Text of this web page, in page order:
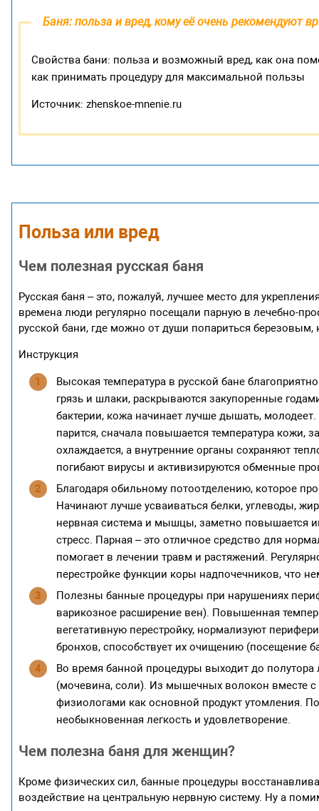
Баня: польза и вред, кому её очень рекомендуют
Свойства бани: польза и возможный вред, как она
как принимать процедуру для максимальной пользы
Источник: zhenskoe-mnenie.ru
Польза или вред
Чем полезная русская баня
Русская баня – это, пожалуй, лучшее место для
времена люди регулярно посещали парную в лечебно-
русской бани, где можно от души попариться
Инструкция
Высокая температура в русской бане
грязь и шлаки, раскрываются закупоренные
бактерии, кожа начинает лучше дышать,
парится, сначала повышается температура кожи,
охлаждается, а внутренние органы сохраняют
погибают вирусы и активизируются обменные
Благодаря обильному потоотделению, которое
Начинают лучше усваиваться белки, углеводы,
нервная система и мышцы, заметно повышается
стресс. Парная – это отличное средство для
помогает в лечении травм и растяжений.
перестройке функции коры надпочечников, что
Полезны банные процедуры при нарушениях
варикозное расширение вен). Повышенная
вегетативную перестройку, нормализуют
бронхов, способствует их очищению (посещение
Во время банной процедуры выходит до
(мочевина, соли). Из мышечных волокон вместе с
физиологами как основной продукт утомления.
необыкновенная легкость и удовлетворение.
Чем полезна баня для женщин?
Кроме физических сил, банные процедуры
воздействие на центральную нервную систему. Ну а